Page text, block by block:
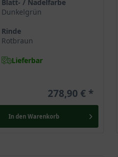
Blatt- / Nadelfarbe
Dunkelgrün
Rinde
Rotbraun
Lieferbar
278,90 €
In den Warenkorb